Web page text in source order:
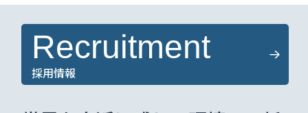
Recruitment
採用情報